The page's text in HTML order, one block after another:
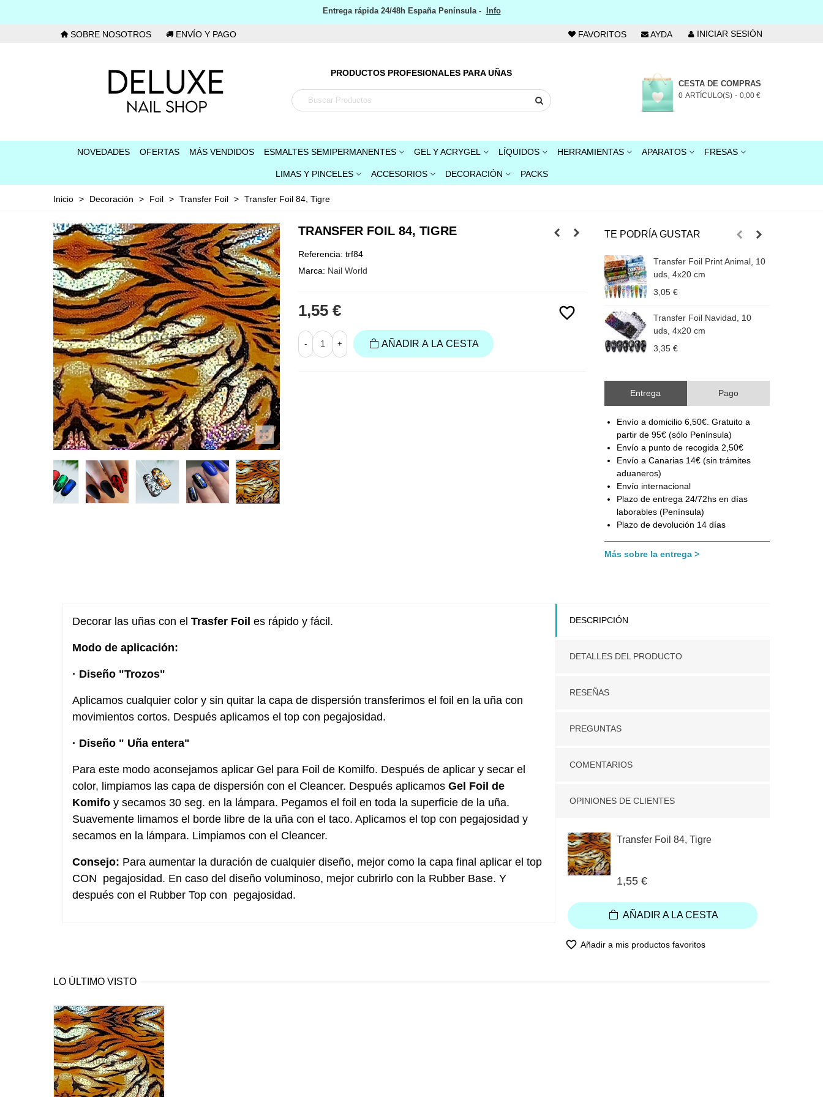
Entrega rápida 24/48h España Península - Info
SOBRE NOSOTROS ENVÍO Y PAGO FAVORITOS AYDA INICIAR SESIÓN
PRODUCTOS PROFESIONALES PARA UÑAS
CESTA DE COMPRAS
0 ARTÍCULO(S) - 0,00 €
NOVEDADES OFERTAS MÁS VENDIDOS ESMALTES SEMIPERMANENTES GEL Y ACRYGEL LÍQUIDOS HERRAMIENTAS APARATOS FRESAS
LIMAS Y PINCELES ACCESORIOS DECORACIÓN PACKS
Inicio > Decoración > Foil > Transfer Foil > Transfer Foil 84, Tigre
TRANSFER FOIL 84, TIGRE
Referencia: trf84
Marca: Nail World
favorite_border
1,55 €
- + AÑADIR A LA CESTA
TE PODRÍA GUSTAR
Transfer Foil Print Animal, 10
uds, 4x20 cm
3,05 €
Transfer Foil Navidad, 10
uds, 4x20 cm
3,35 €
Entrega Pago
Envío a domicilio 6,50€. Gratuito a
partir de 95€ (sólo Península)
Envío a punto de recogida 2,50€
Envío a Canarias 14€ (sin trámites
aduaneros)
Envío internacional
Plazo de entrega 24/72hs en días
laborables (Península)
Plazo de devolución 14 días
Más sobre la entrega
DESCRIPCIÓN
DETALLES DEL PRODUCTO
RESEÑAS
PREGUNTAS
COMENTARIOS
OPINIONES DE CLIENTES
Transfer Foil 84, Tigre
1,55 €
AÑADIR A LA CESTA
favorite_border Añadir a mis productos favoritos
Decorar las uñas con el Trasfer Foil es rápido y fácil.
Modo de aplicación:
· Diseño "Trozos"
Aplicamos cualquier color y sin quitar la capa de dispersión transferimos el foil en la uña con
movimientos cortos. Después aplicamos el top con pegajosidad.
· Diseño " Uña entera"
Para este modo aconsejamos aplicar Gel para Foil de Komilfo. Después de aplicar y secar el
color, limpiamos las capa de dispersión con el Cleancer. Después aplicamos Gel Foil de
Komifo y secamos 30 seg. en la lámpara. Pegamos el foil en toda la superficie de la uña.
Suavemente limamos el borde libre de la uña con el taco. Aplicamos el top con pegajosidad y
secamos en la lámpara. Limpiamos con el Cleancer.
Consejo: Para aumentar la duración de cualquier diseño, mejor como la capa final aplicar el top
CON pegajosidad. En caso del diseño voluminoso, mejor cubrirlo con la Rubber Base. Y
después con el Rubber Top con pegajosidad.
LO ÚLTIMO VISTO